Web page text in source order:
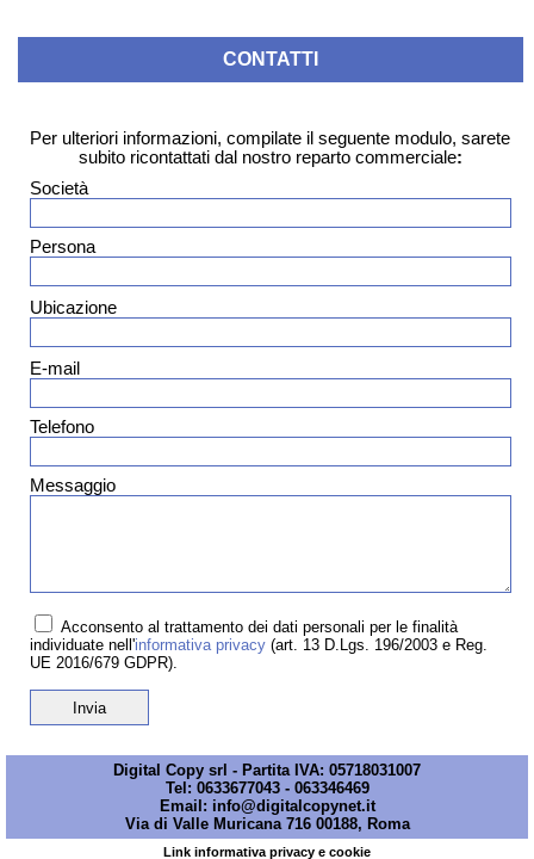
CONTATTI
Per ulteriori informazioni, compilate il seguente modulo, sarete
subito ricontattati dal nostro reparto commerciale:
Società
Persona
Ubicazione
E-mail
Telefono
Messaggio
Acconsento al trattamento dei dati personali per le finalità
individuate nell'informativa privacy (art. 13 D.Lgs. 196/2003 e Reg.
UE 2016/679 GDPR).
Digital Copy srl - Partita IVA: 05718031007
Tel: 0633677043 - 063346469
Email: info@digitalcopynet.it
Via di Valle Muricana 716 00188, Roma
Link informativa privacy e cookie